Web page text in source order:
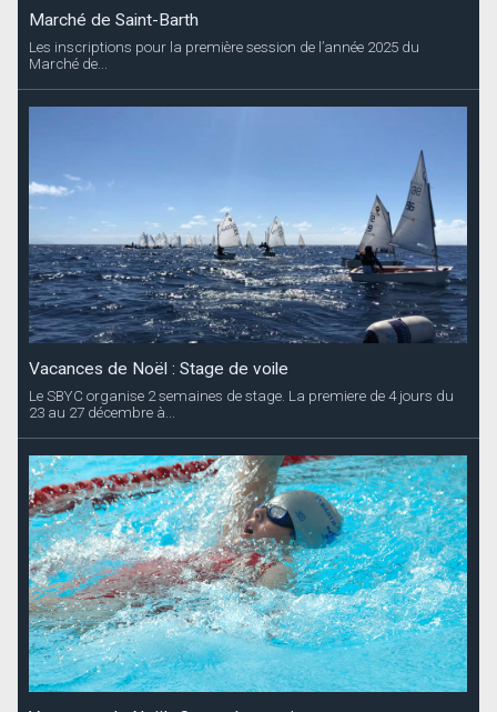
Marché de Saint-Barth
Les inscriptions pour la première session de l’année 2025 du
Marché de...
Vacances de Noël : Stage de voile
Le SBYC organise 2 semaines de stage. La premiere de 4 jours du
23 au 27 décembre à...